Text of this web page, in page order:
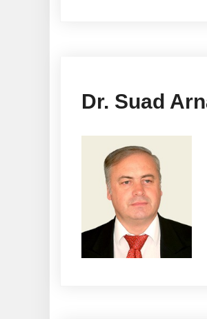
Dr. Suad